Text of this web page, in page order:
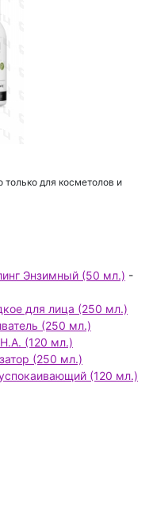
для косметолов и
Энзимный (50 мл.) -
для лица (250 мл.)
(250 мл.)
(120 мл.)
(250 мл.)
(120 мл.)